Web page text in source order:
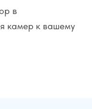
в
камер к вашему